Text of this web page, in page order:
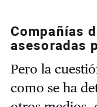
Compañías
asesoradas
Pero la
como se ha